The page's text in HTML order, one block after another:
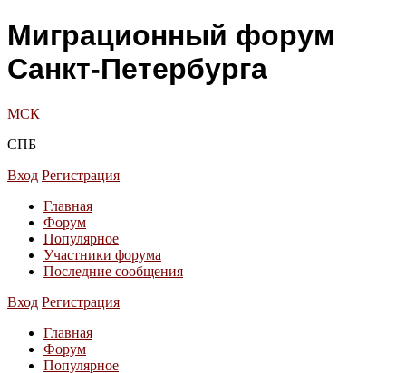
Миграционный форум
Санкт-Петербурга
МСК
СПБ
Вход Регистрация
Главная
Форум
Популярное
Участники форума
Последние сообщения
Вход Регистрация
Главная
Форум
Популярное